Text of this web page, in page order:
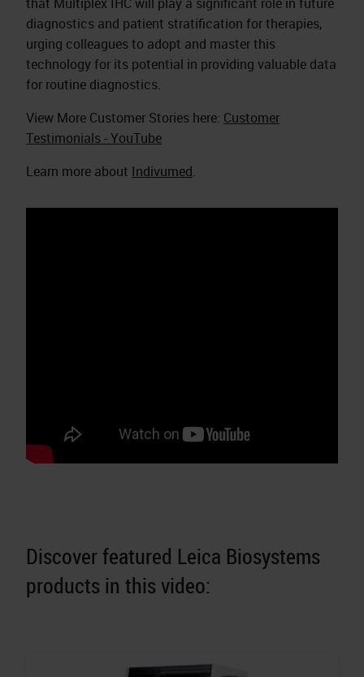
diagnostics and patient stratification for therapies,
urging colleagues to adopt and master this
technology for its potential in providing valuable data
for routine diagnostics.
View More Customer Stories here: Customer
Testimonials - YouTube
Learn more about Indivumed.
Discover featured Leica Biosystems
products in this video: